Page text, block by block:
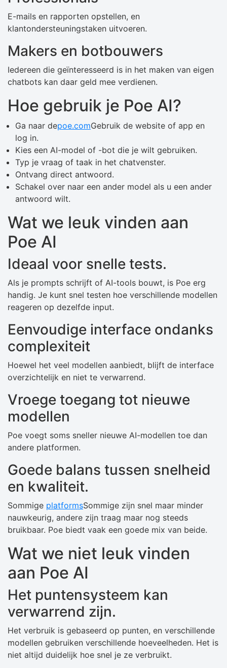
E-mails en rapporten opstellen, en
klantondersteuningstaken uitvoeren.
Makers en botbouwers
Iedereen die geïnteresseerd is in het maken van eigen
chatbots kan daar geld mee verdienen.
Hoe gebruik je Poe AI?
Ga naar depoe.comGebruik de website of app en
log in.
Kies een AI-model of -bot die je wilt gebruiken.
Typ je vraag of taak in het chatvenster.
Ontvang direct antwoord.
Schakel over naar een ander model als u een ander
antwoord wilt.
Wat we leuk vinden aan
Poe AI
Ideaal voor snelle tests.
Als je prompts schrijft of AI-tools bouwt, is Poe erg
handig. Je kunt snel testen hoe verschillende modellen
reageren op dezelfde input.
Eenvoudige interface ondanks
complexiteit
Hoewel het veel modellen aanbiedt, blijft de interface
overzichtelijk en niet te verwarrend.
Vroege toegang tot nieuwe
modellen
Poe voegt soms sneller nieuwe AI-modellen toe dan
andere platformen.
Goede balans tussen snelheid
en kwaliteit.
Sommige platformsSommige zijn snel maar minder
nauwkeurig, andere zijn traag maar nog steeds
bruikbaar. Poe biedt vaak een goede mix van beide.
Wat we niet leuk vinden
aan Poe AI
Het puntensysteem kan
verwarrend zijn.
Het verbruik is gebaseerd op punten, en verschillende
modellen gebruiken verschillende hoeveelheden. Het is
niet altijd duidelijk hoe snel je ze verbruikt.